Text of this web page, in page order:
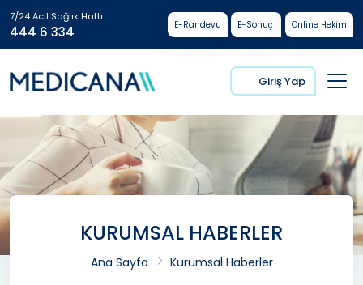
7/24 Acil Sağlık Hattı
444 6 334 E-Randevu E-Sonuç Online Hekim
Giriş Yap
KURUMSAL HABERLER
Ana Sayfa Kurumsal Haberler